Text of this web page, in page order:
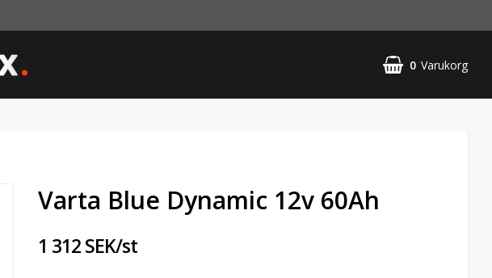
0 Varukorg
Varta Blue Dynamic 12v 60Ah
1 312 SEK/st